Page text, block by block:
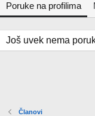
Poruke na profilima
Još uvek nema
Članovi